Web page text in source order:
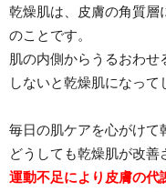
乾燥肌は、皮膚の角質層
のことです。
肌の内側からうるおわせ
しないと乾燥肌になって
毎日の肌ケアを心がけて
どうしても乾燥肌が改善
運動不足により皮膚の代